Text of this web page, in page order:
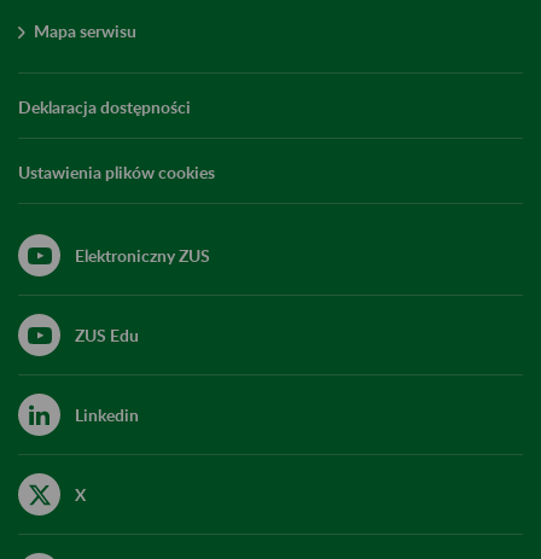
Mapa serwisu
Deklaracja dostępności
Ustawienia plików cookies
Elektroniczny ZUS
ZUS Edu
Linkedin
X